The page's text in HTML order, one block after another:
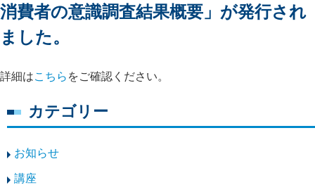
消費者の意識調査結果概要」が発行され
ました。
詳細はこちら をご確認ください。
カテゴリー
お知らせ
講座